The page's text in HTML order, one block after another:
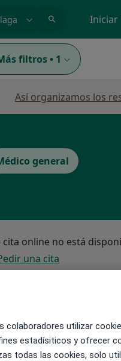
Iniciar
filtros • 1
Así organizamos los
general
cita online no está
una cita
colaboradores utilizar
estadísiticos y ofrecer
todas las cookies, solo